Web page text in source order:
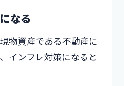
なる
物資産である不動産に
インフレ対策になると